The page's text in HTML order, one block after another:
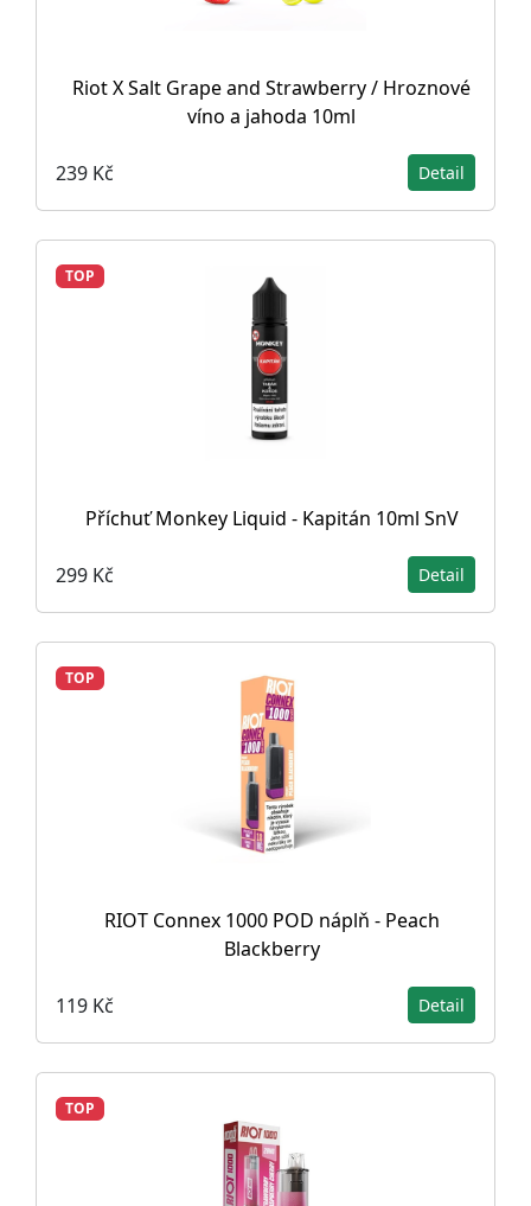
Riot X Salt Grape and Strawberry / Hroznové
víno a jahoda 10ml
239 Kč Detail
TOP
Příchuť Monkey Liquid - Kapitán 10ml SnV
299 Kč Detail
TOP
RIOT Connex 1000 POD náplň - Peach
Blackberry
119 Kč Detail
TOP